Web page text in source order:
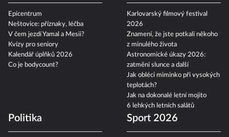
Epicentrum
Neštovice: příznaky, léčba
V čem jezdí Yamal a Mesii?
Kvízy pro seniory
Kalendář úplňků 2026
Co je bodycount?
Karlovarský filmový festival
2026
Znamení, že jste potkali někoho
z minulého života
Astronomické úkazy 2026:
zatmění slunce a další
Jak obléci miminko při vysokých
teplotách?
Jak na dokonalé letní mojito
6 lehkých letních salátů
Politika Sport 2026